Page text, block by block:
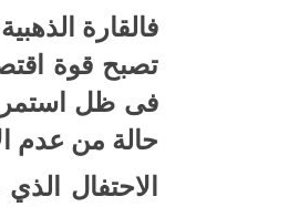
فالقارة
تصبح قوة
فى ظل
حالة من عدم
الاحتفال
جهاز
الدول